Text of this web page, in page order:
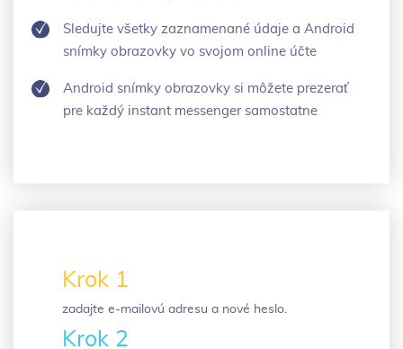
Sledujte všetky zaznamenané údaje a Android
snímky obrazovky vo svojom online účte
Android snímky obrazovky si môžete prezerať
pre každý instant messenger samostatne
Krok 1
zadajte e-mailovú adresu a nové heslo.
Krok 2